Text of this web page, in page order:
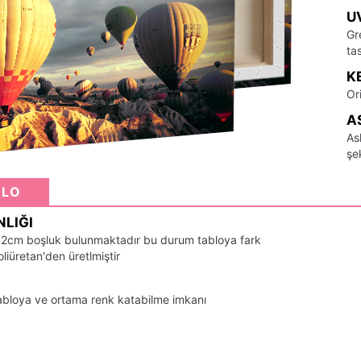
boşluk bulunmaktadır bu durum tabloya fark
üretlmiştir
ve ortama renk katabilme imkanı